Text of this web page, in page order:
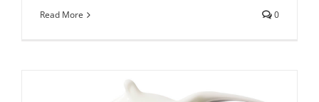
Read More 0